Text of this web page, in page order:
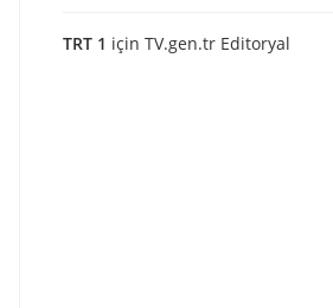
TRT 1 için TV.gen.tr Editoryal